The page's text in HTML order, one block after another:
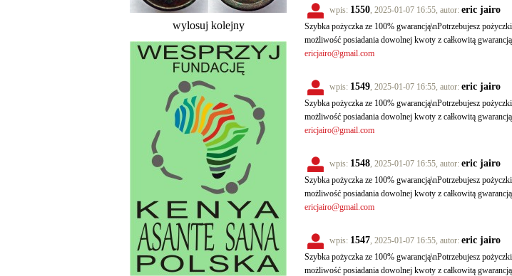
wylosuj kolejny
wpis: 1550, 2025-01-07 16:55, autor: eric jairo
Szybka pożyczka ze 100% gwarancją\nPotrzebujesz
możliwość posiadania dowolnej kwoty z całkowitą
ericjairo@gmail.com
wpis: 1549, 2025-01-07 16:55, autor: eric jairo
Szybka pożyczka ze 100% gwarancją\nPotrzebujesz
możliwość posiadania dowolnej kwoty z całkowitą
ericjairo@gmail.com
wpis: 1548, 2025-01-07 16:55, autor: eric jairo
Szybka pożyczka ze 100% gwarancją\nPotrzebujesz
możliwość posiadania dowolnej kwoty z całkowitą
ericjairo@gmail.com
wpis: 1547, 2025-01-07 16:55, autor: eric jairo
Szybka pożyczka ze 100% gwarancją\nPotrzebujesz
możliwość posiadania dowolnej kwoty z całkowitą